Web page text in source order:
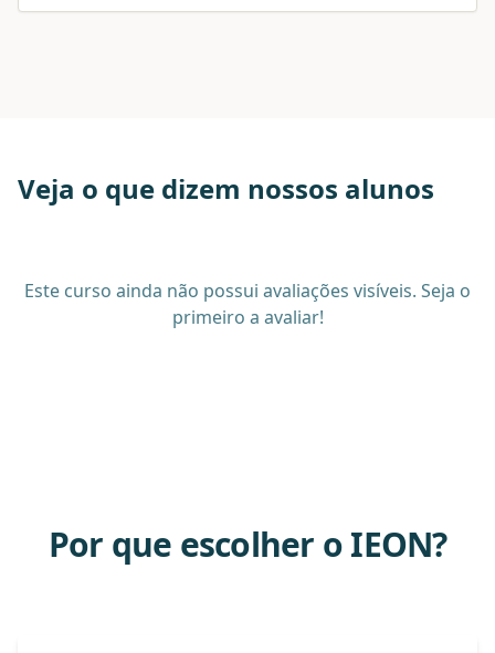
Veja o que dizem nossos alunos
Este curso ainda não possui avaliações visíveis. Seja o
primeiro a avaliar!
Por que escolher o IEON?